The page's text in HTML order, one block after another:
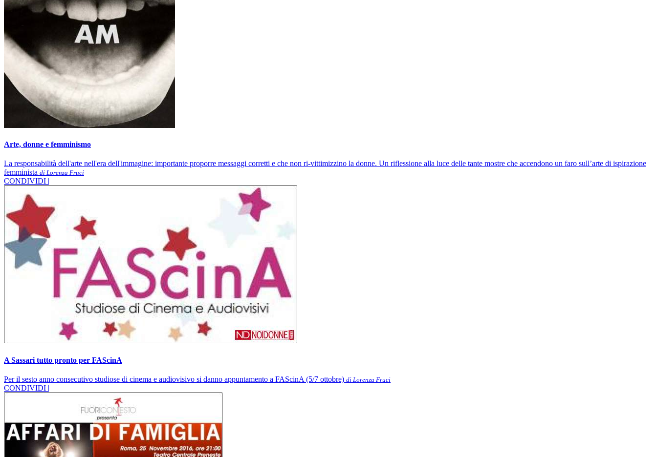
Arte, donne e femminismo
La responsabilità dell'arte nell'era dell'immagine: importante proporre messaggi corretti e che non ri-vittimizzino la donne. Un riflessione alla luce delle tante mostre che accendono un faro sull’arte di ispirazione
femminista di Lorenza Fruci
CONDIVIDI |
A Sassari tutto pronto per FAScinA
Per il sesto anno consecutivo studiose di cinema e audiovisivo si danno appuntamento a FAScinA (5/7 ottobre) di Lorenza Fruci
CONDIVIDI |